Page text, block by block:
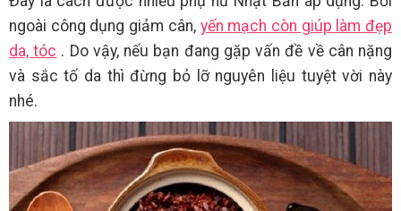
ngoài công dụng giảm cân, yến mạch còn giúp làm đẹp
da, tóc . Do vậy, nếu bạn đang gặp vấn đề về cân nặng
và sắc tố da thì đừng bỏ lỡ nguyên liệu tuyệt vời này
nhé.